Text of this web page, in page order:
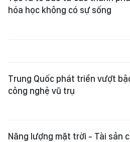
hóa học không có sự sống
Trung Quốc phát triển vượt
công nghệ vũ trụ
Năng lượng mặt trời - Tài sản